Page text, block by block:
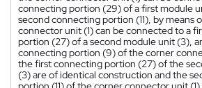
connecting portion (29) of a first module
second connecting portion (11), by means
connector unit (1) can be connected to a
portion (27) of a second module unit (3),
connecting portion (9) of the corner
the first connecting portion (27) of the
(3) are of identical construction and the